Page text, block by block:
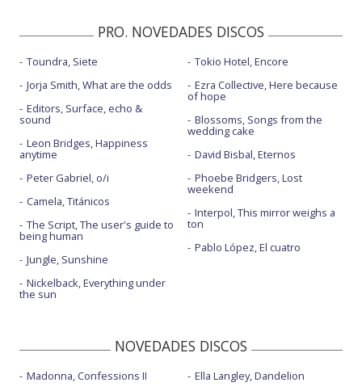
PRO. NOVEDADES DISCOS
Toundra, Siete
Jorja Smith, What are the odds
Editors, Surface, echo &
sound
Leon Bridges, Happiness
anytime
Peter Gabriel, o/i
Camela, Titánicos
The Script, The user's guide to
being human
Jungle, Sunshine
Nickelback, Everything under
the sun
Tokio Hotel, Encore
Ezra Collective, Here because
of hope
Blossoms, Songs from the
wedding cake
David Bisbal, Eternos
Phoebe Bridgers, Lost
weekend
Interpol, This mirror weighs a
ton
Pablo López, El cuatro
NOVEDADES DISCOS
Madonna, Confessions II
Ella Langley, Dandelion